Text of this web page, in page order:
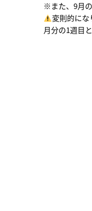
※また、9月
変則的に
月分の1週目